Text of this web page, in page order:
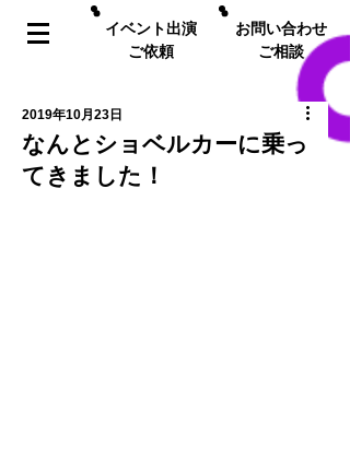
イベント出演
ご依頼
お問い合わせ
ご相談
なんとショベルカーに乗っ
てきました！
2019年10月23日